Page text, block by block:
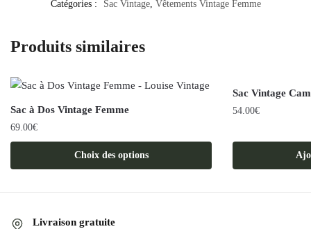
Catégories : Sac Vintage, Vêtements Vintage Femme
Produits similaires
Sac à Dos Vintage Femme
69.00€
Choix des options
produit
variations.
Sac Vintage
54.00€
Livraison gratuite